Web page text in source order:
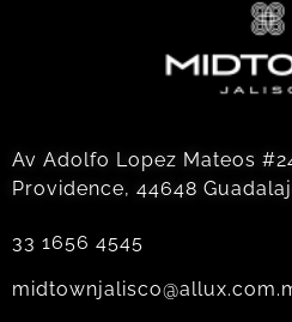
Av Adolfo Lopez Mateos
Providence, 44648
33 1656 4545